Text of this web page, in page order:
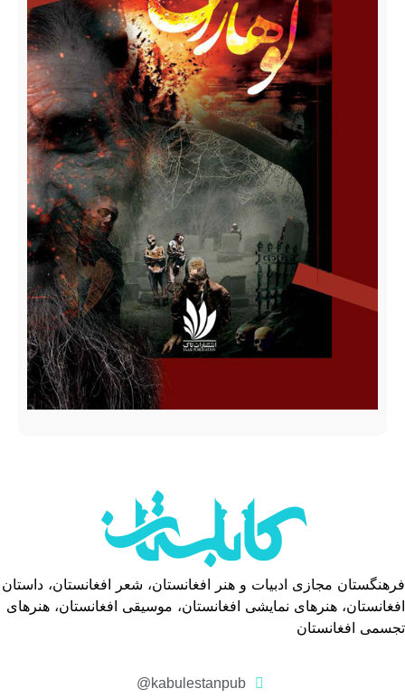
فرهنگستان مجازی ادبیات و هنر افغانستان، شعر افغانستان، داستان
افغانستان، هنرهای نمایشی افغانستان، موسیقی افغانستان، هنرهای
تجسمی افغانستان
kabulestanpub@